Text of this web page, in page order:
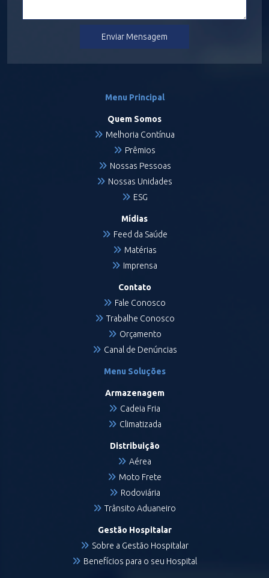
Enviar Mensagem
Menu Principal
Quem Somos
Melhoria Contínua
Prêmios
Nossas Pessoas
Nossas Unidades
ESG
Mídias
Feed da Saúde
Matérias
Imprensa
Contato
Fale Conosco
Trabalhe Conosco
Orçamento
Canal de Denúncias
Menu Soluções
Armazenagem
Cadeia Fria
Climatizada
Distribuição
Aérea
Moto Frete
Rodoviária
Trânsito Aduaneiro
Gestão Hospitalar
Sobre a Gestão Hospitalar
Benefícios para o seu Hospital